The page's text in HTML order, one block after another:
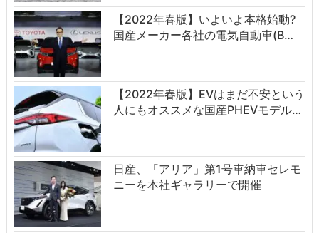
【2022年春版】いよいよ本格始動?
国産メーカー各社の電気自動車(B…
【2022年春版】EVはまだ不安という
人にもオススメな国産PHEVモデル…
日産、「アリア」第1号車納車セレモ
ニーを本社ギャラリーで開催